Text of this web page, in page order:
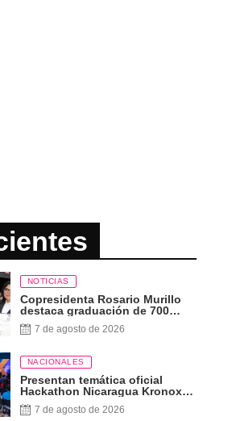
NOTICIAS
Copresidenta Rosario Murillo
destaca graduación de 700
nuevos profesionales Pueblo
Presidente
7 de agosto de 2026
NACIONALES
Presentan temática oficial
Hackathon Nicaragua Kronox
2026, 10 años ¡Siempre Más
Allá!7 de agosto de 2026